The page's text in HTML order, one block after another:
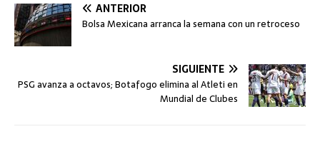
ANTERIOR
Bolsa Mexicana arranca la semana con un retroceso
SIGUIENTE
PSG avanza a octavos; Botafogo elimina al Atleti en
Mundial de Clubes